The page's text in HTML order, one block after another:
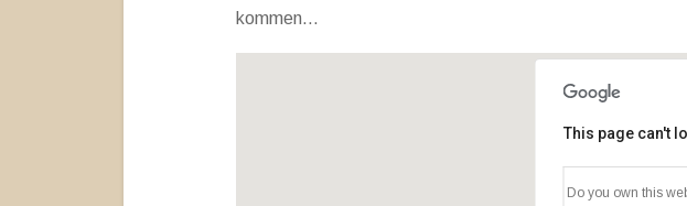
kommen…
This page can't
Do you own this